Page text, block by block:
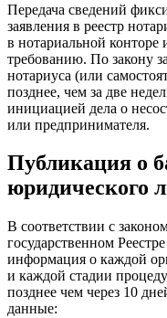
Передача сведений
заявления в реестр
в нотариальной
требованию. По закону
нотариуса (или
позднее, чем за две
инициацией дела о
или предпринимателя.
Публикация о
юридического
В соответствии с
государственном
информация о каждой
и каждой стадии
позднее чем через 10
данные: